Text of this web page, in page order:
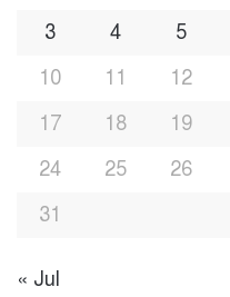
3
4 5
10
11 12
17
18 19
24
25 26
31
« Jul